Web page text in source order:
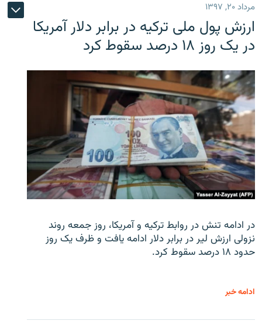
مرداد ۲۰, ۱۳۹۷
ارزش پول ملی ترکیه در برابر دلار آمریکا
در یک روز ۱۸ درصد سقوط کرد
در ادامه تنش در روابط ترکیه و آمریکا، روز جمعه روند
نزولی ارزش لیر در برابر دلار ادامه یافت و ظرف یک روز
حدود ۱۸ درصد سقوط کرد.
ادامه خبر